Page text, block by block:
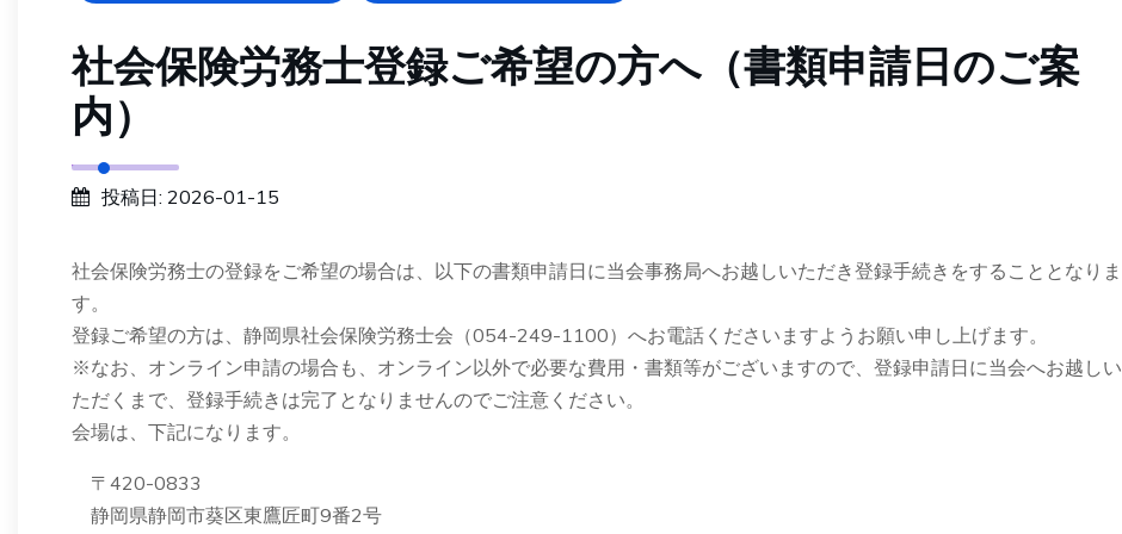
社会保険労務士登録ご希望の方へ（書類申請日のご案
内）
投稿日: 2026-01-15
社会保険労務士の登録をご希望の場合は、以下の書類申請日に当会事務局へお越しいただき登録手続きをすることとなりま
す。
登録ご希望の方は、静岡県社会保険労務士会（054-249-1100）へお電話くださいますようお願い申し上げます。
※なお、オンライン申請の場合も、オンライン以外で必要な費用・書類等がございますので、登録申請日に当会へお越しい
ただくまで、登録手続きは完了となりませんのでご注意ください。
会場は、下記になります。
〒420-0833
静岡県静岡市葵区東鷹匠町9番2号